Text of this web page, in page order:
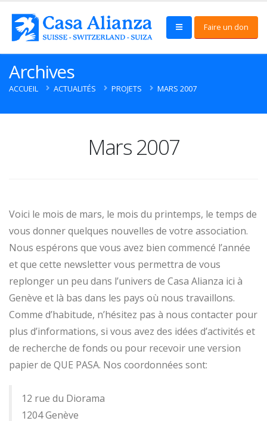
Faire un don
Archives
ACCUEIL ACTUALITÉS PROJETS MARS 2007
Mars 2007
Voici le mois de mars, le mois du printemps, le temps de
vous donner quelques nouvelles de votre association.
Nous espérons que vous avez bien commencé l’année
et que cette newsletter vous permettra de vous
replonger un peu dans l’univers de Casa Alianza ici à
Genève et là bas dans les pays où nous travaillons.
Comme d’habitude, n’hésitez pas à nous contacter pour
plus d’informations, si vous avez des idées d’activités et
de recherche de fonds ou pour recevoir une version
papier de QUE PASA. Nos coordonnées sont:
12 rue du Diorama
1204 Genève